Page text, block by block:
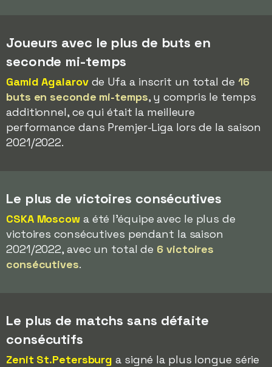
Joueurs avec le plus de buts en
seconde mi-temps
Gamid Agalarovde Ufa a inscrit un total de 16
buts en seconde mi-temps, y compris le temps
additionnel, ce qui était la meilleure
performance dans Premjer-Liga lors de la saison
2021/2022.
Le plus de victoires consécutives
CSKA Moscowa été l'équipe avec le plus de
victoires consécutives pendant la saison
2021/2022, avec un total de 6 victoires
consécutives.
Le plus de matchs sans défaite
consécutifs
Zenit St.Petersburg a signé la plus longue série